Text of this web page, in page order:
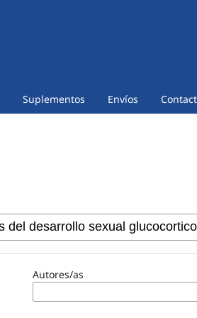
Suplementos Envíos
Autores/as